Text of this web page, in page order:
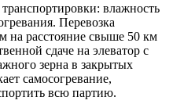
влажность
Перевозка
на расстояние свыше 50 км
сдаче на элеватор с
зерна в закрытых
самосогревание,
всю партию.